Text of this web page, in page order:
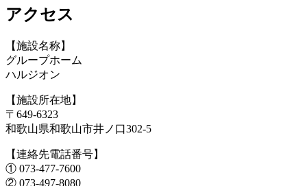
アクセス
【施設名称】
グループホーム
ハルジオン
【施設所在地】
〒649-6323
和歌山県和歌山市井ノ口302-5
【連絡先電話番号】
① 073-477-7600
② 073-497-8080